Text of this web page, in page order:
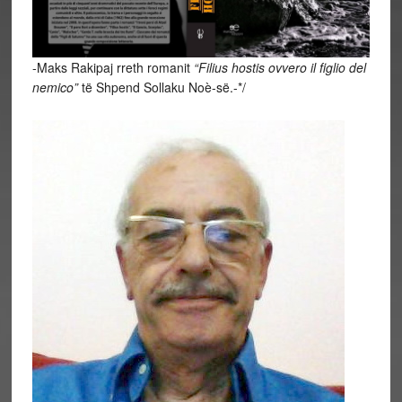
-Maks Rakipaj rreth romanit “Filius hostis ovvero il figlio del
nemico”të Shpend Sollaku Noè-së.-*/